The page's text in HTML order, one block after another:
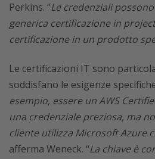
Perkins. “Le credenziali
generica certificazione in
certificazione in un prodotto
Le certificazioni IT sono
soddisfano le esigenze
esempio, essere un AWS
una credenziale preziosa, ma
cliente utilizza Microsoft Azure
afferma Weneck. “La chiave è